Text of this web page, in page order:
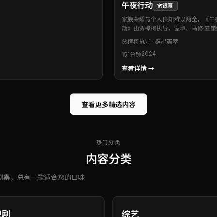
午夜行动 宽银幕
家族荣耀与个人良知难以两全，《午
动》由贾樟柯执导，谭卓、马修·麦
奕宏、齐溪等联袂出演。本片为泰国
节处处可见创作诚意。推荐给偏爱氛
情绪张力的影迷。
贾樟柯执导 · 群星荟萃
151分钟2024
查看详情 →
查看更多精选内容
热门分类
内容分类
集，总有一款适合您的口味
综艺